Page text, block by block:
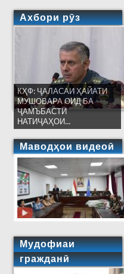
Ахбори рӯз
КҲФ: ҶАЛАСАИ ҲАЙАТИ
МУШОВАРА ОИД БА
ҶАМЪБАСТИ
НАТИҶАҲОИ...
Маводҳои видеоӣ
Мудофиаи
гражданӣ